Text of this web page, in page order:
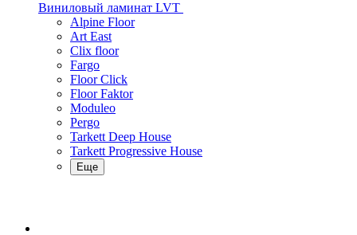
Виниловый ламинат LVT
Alpine Floor
Art East
Clix floor
Fargo
Floor Click
Floor Faktor
Moduleo
Pergo
Tarkett Deep House
Tarkett Progressive House
Еще